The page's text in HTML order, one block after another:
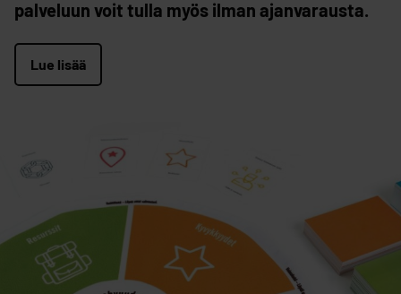
palveluun voit tulla myös ilman ajanvarausta.
Lue lisää